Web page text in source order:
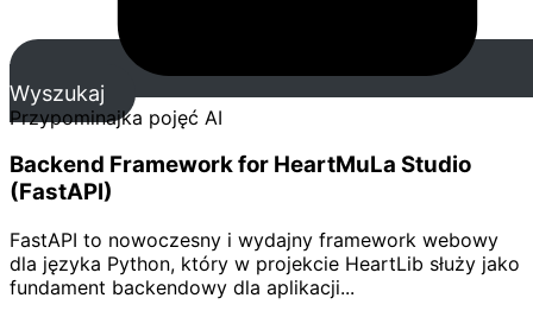
Wyszukaj
Przypominajka pojęć AI
Backend Framework for HeartMuLa Studio
(FastAPI)
FastAPI to nowoczesny i wydajny framework webowy
dla języka Python, który w projekcie HeartLib służy jako
fundament backendowy dla aplikacji...